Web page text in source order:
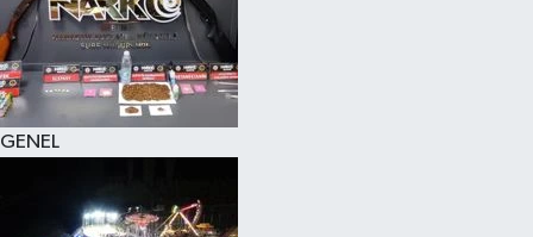
GENEL
KÜLTÜR SANAT
MAGAZİN
SAĞLIK
SİYASET